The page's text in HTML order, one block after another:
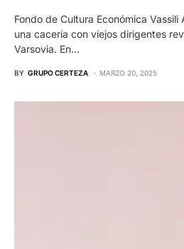
Fondo de Cultura Económica
una cacería con viejos dirigentes
Varsovia. En…
BY GRUPO CERTEZA MARZO 20, 2025